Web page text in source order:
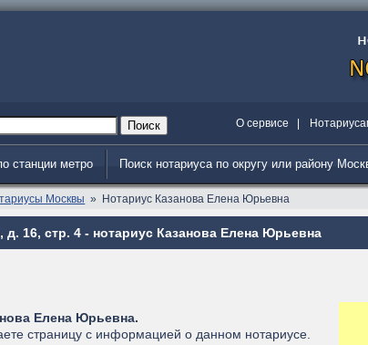
О сервисе
станции метро Поиск нотариуса по округу или району
Москвы Нотариус Казанова Елена Юрьевна
д. 16, стр. 4 - нотариус Казанова Елена Юрьевна
Елена Юрьевна.
страницу с информацией о данном нотариусе.